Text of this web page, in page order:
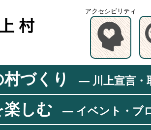
アクセシビリティ
づくり ― 川上宣言・
楽しむ ― イベント・ブ